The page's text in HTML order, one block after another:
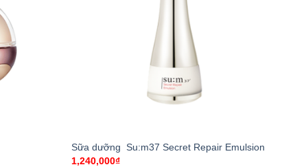
Sữa dưỡng Su:m37 Secret Repair Emulsion
1,240,000₫